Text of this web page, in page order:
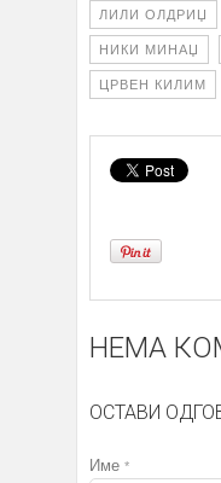
ЛИЛИ ОЛДРИЏ
НИКИ МИНАЏ
ЦРВЕН КИЛИМ
НЕМА
ОСТАВИ
Име *